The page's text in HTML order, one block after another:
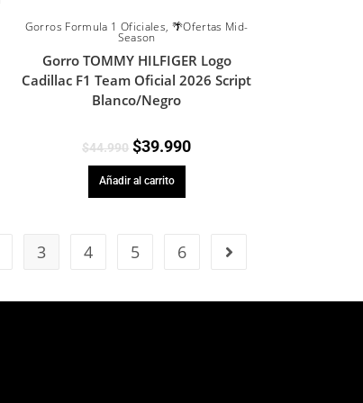
Gorros Formula 1 Oficiales, 🌴Ofertas Mid-
Season
Gorro TOMMY HILFIGER Logo
Cadillac F1 Team Oficial 2026 Script
Blanco/Negro
$44.990 $39.990
Añadir al carrito
3 4 5 6